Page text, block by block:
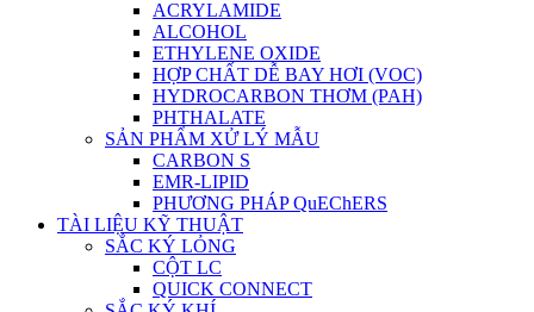
ACRYLAMIDE
ALCOHOL
ETHYLENE OXIDE
HỢP CHẤT DỄ BAY HƠI (VOC)
HYDROCARBON THƠM (PAH)
PHTHALATE
SẢN PHẨM XỬ LÝ MẪU
CARBON S
EMR-LIPID
PHƯƠNG PHÁP QuEChERS
TÀI LIỆU KỸ THUẬT
SẮC KÝ LỎNG
CỘT LC
QUICK CONNECT